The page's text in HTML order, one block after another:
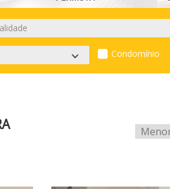
Condomínio